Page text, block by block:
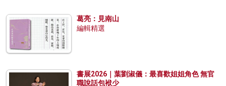
葛亮：見南山
編輯精選
書展2026｜葉劉淑儀：最喜歡姐姐角色 無官
職說話包袱少